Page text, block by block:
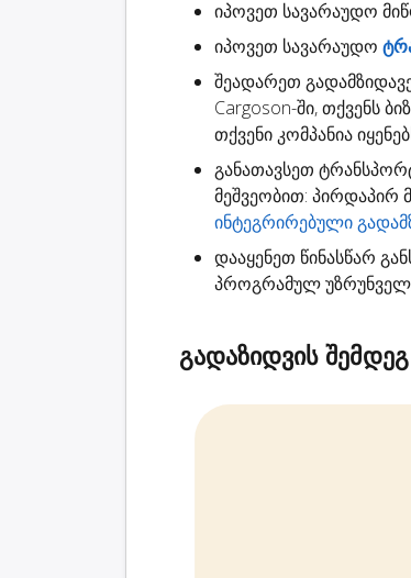
იპოვეთ სავარაუდო
იპოვეთ სავარაუდო
შეადარეთ
Cargoson-ში, თქვენს
თქვენი კომპანია
განათავსეთ
მეშვეობით: პირდაპირ
ინტეგრირებული
დააყენეთ წინასწარ
პროგრამულ
გადაზიდვის შემდეგ